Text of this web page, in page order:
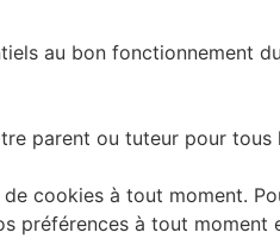
au bon fonctionnement
parent ou tuteur pour tous
cookies à tout moment.
à tout moment